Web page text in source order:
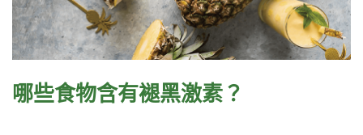
哪些食物含有褪黑激素？